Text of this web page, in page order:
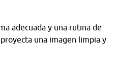
adecuada y una rutina de
una imagen limpia y